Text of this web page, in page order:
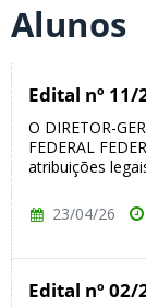
Alunos
Edital nº
O DIRETOR-
FEDERAL
atribuições
23/04/26
Edital nº